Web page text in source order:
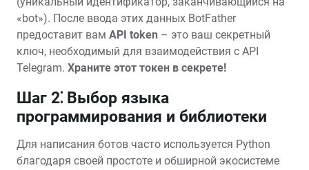
«bot»). После ввода этих данных BotFather
предоставит вам API token – это ваш секретный
ключ, необходимый для взаимодействия с API
Telegram. Храните этот токен в секрете!
Шаг 2⁚ Выбор языка
программирования и библиотеки
Для написания ботов часто используется Python
благодаря своей простоте и обширной экосистеме